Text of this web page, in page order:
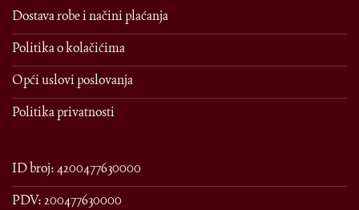
Dostava robe i načini plaćanja
Politika o kolačićima
Opći uslovi poslovanja
Politika privatnosti
ID broj: 4200477630000
PDV: 200477630000